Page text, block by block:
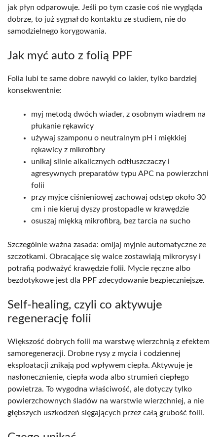
jak płyn odparowuje. Jeśli po tym czasie coś nie wygląda
dobrze, to już sygnał do kontaktu ze studiem, nie do
samodzielnego korygowania.
Jak myć auto z folią PPF
Folia lubi te same dobre nawyki co lakier, tylko bardziej
konsekwentnie:
myj metodą dwóch wiader, z osobnym wiadrem na
płukanie rękawicy
używaj szamponu o neutralnym pH i miękkiej
rękawicy z mikrofibry
unikaj silnie alkalicznych odtłuszczaczy i
agresywnych preparatów typu APC na powierzchni
folii
przy myjce ciśnieniowej zachowaj odstęp około 30
cm i nie kieruj dyszy prostopadle w krawędzie
osuszaj miękką mikrofibrą, bez tarcia na sucho
Szczególnie ważna zasada: omijaj myjnie automatyczne ze
szczotkami. Obracające się walce zostawiają mikrorysy i
potrafią podważyć krawędzie folii. Mycie ręczne albo
bezdotykowe jest dla PPF zdecydowanie bezpieczniejsze.
Self-healing, czyli co aktywuje
regenerację folii
Większość dobrych folii ma warstwę wierzchnią z efektem
samoregeneracji. Drobne rysy z mycia i codziennej
eksploatacji znikają pod wpływem ciepła. Aktywuje je
nasłonecznienie, ciepła woda albo strumień ciepłego
powietrza. To wygodna właściwość, ale dotyczy tylko
powierzchownych śladów na warstwie wierzchniej, a nie
głębszych uszkodzeń sięgających przez całą grubość folii.